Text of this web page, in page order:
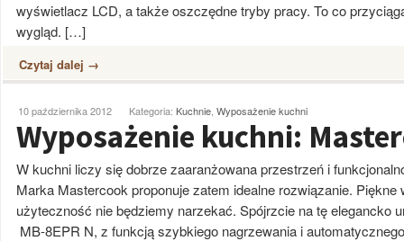
wyświetlacz LCD, a także oszczędne tryby pracy. To co
wygląd. […]
Czytaj dalej →
10 października 2012 Kategoria: Kuchnie Wyposażenie kuchni
Wyposażenie kuchni:
W kuchni liczy się dobrze zaaranżowana przestrzeń i
Marka Mastercook proponuje zatem idealne rozwiązanie.
użyteczność nie będziemy narzekać. Spójrzcie na tę elegancko
MB-8EPR N, z funkcją szybkiego nagrzewania i